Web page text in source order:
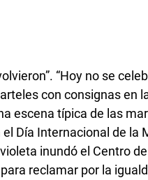
“Hoy no se
con consignas en
escena típica de las
Día Internacional de la
inundó el Centro
reclamar por la